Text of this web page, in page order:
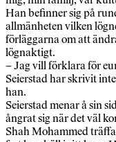
Han befinner sig på
allmänheten vilken
förläggarna om att
lögnaktigt.
– Jag vill förklara för
Seierstad har skrivit
han.
Seierstad menar å sin
ångrat sig när det väl
Shah Mohammed